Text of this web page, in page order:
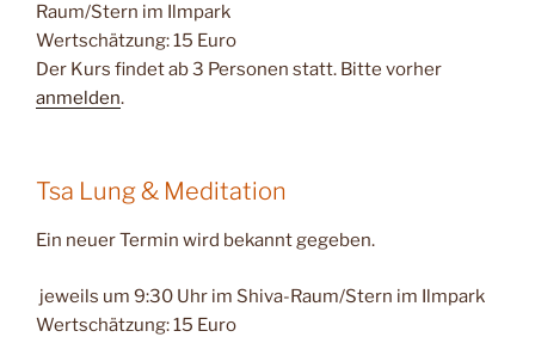
Raum/Stern im Ilmpark
Wertschätzung: 15 Euro
Der Kurs findet ab 3 Personen statt. Bitte vorher
anmelden.
Tsa Lung & Meditation
Ein neuer Termin wird bekannt gegeben.
jeweils um 9:30 Uhr im Shiva-Raum/Stern im Ilmpark
Wertschätzung: 15 Euro